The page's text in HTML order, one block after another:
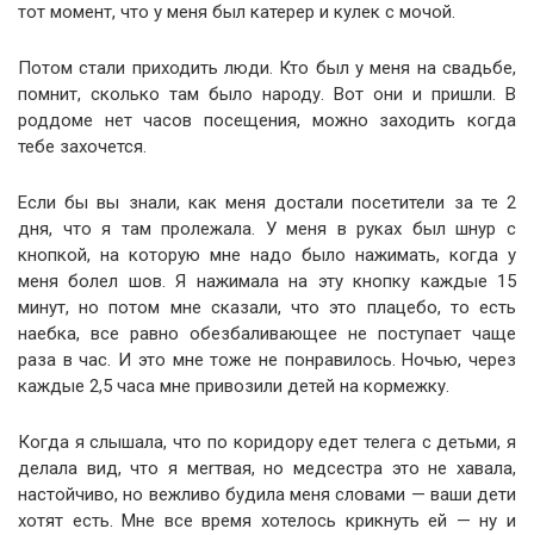
тот момент, что у меня был катерер и кулек с мочой.
Потом стали приходить люди. Кто был у меня на свадьбе,
помнит, сколько там было народу. Вот они и пришли. В
роддоме нет часов посещения, можно заходить когда
тебе захочется.
Если бы вы знали, как меня достали посетители за те 2
дня, что я там пролежала. У меня в руках был шнур с
кнопкой, на которую мне надо было нажимать, когда у
меня болел шов. Я нажимала на эту кнопку каждые 15
минут, но потом мне сказали, что это плацебо, то есть
наебка, все равно обезбаливающее не поступает чаще
раза в час. И это мне тоже не понравилось. Ночью, через
каждые 2,5 часа мне привозили детей на кормежку.
Когда я слышала, что по коридору едет телега с детьми, я
делала вид, что я мerтвая, но медсестра это не хавала,
настойчиво, но вежливо будила меня словами — ваши дети
хотят есть. Мне все время хотелось крикнуть ей — ну и